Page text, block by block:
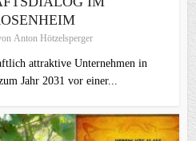
Anton Hötzelsperger
attraktive Unternehmen in
Jahr 2031 vor einer...